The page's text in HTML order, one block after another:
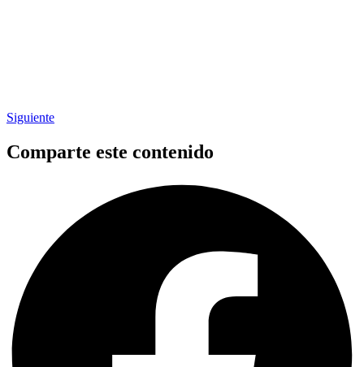
Siguiente
Comparte este contenido